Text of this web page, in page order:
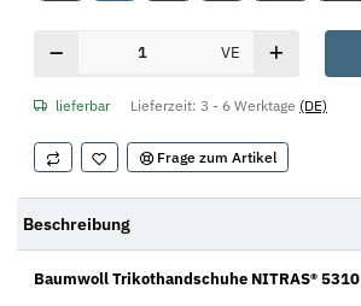
VE
lieferbar Lieferzeit: 3 - 6 Werktage (DE)
Frage zum Artikel
Beschreibung
Baumwoll Trikothandschuhe NITRAS® 5310